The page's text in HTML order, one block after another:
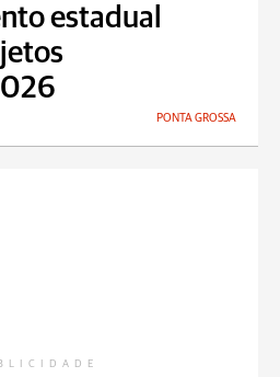
estadual
PONTA GROSSA